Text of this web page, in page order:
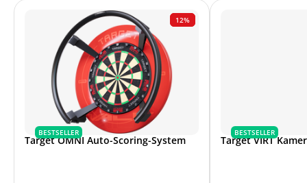
12%
BESTSELLER
Target OMNI Auto-Scoring-System
BESTSELLER
Target VIRT